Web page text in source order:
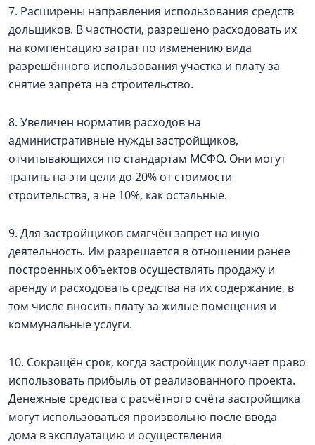
7. Расширены направления использования средств
дольщиков. В частности, разрешено расходовать их
на компенсацию затрат по изменению вида
разрешённого использования участка и плату за
снятие запрета на строительство.
8. Увеличен норматив расходов на
административные нужды застройщиков,
отчитывающихся по стандартам МСФО. Они могут
тратить на эти цели до 20% от стоимости
строительства, а не 10%, как остальные.
9. Для застройщиков смягчён запрет на иную
деятельность. Им разрешается в отношении ранее
построенных объектов осуществлять продажу и
аренду и расходовать средства на их содержание, в
том числе вносить плату за жилые помещения и
коммунальные услуги.
10. Сокращён срок, когда застройщик получает право
использовать прибыль от реализованного проекта.
Денежные средства с расчётного счёта застройщика
могут использоваться произвольно после ввода
дома в эксплуатацию и осуществления